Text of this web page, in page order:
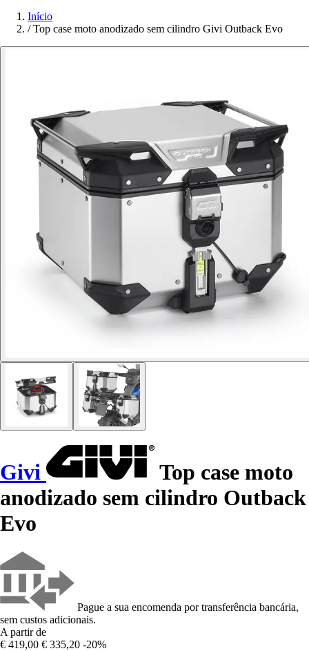
Início
/ Top case moto anodizado sem cilindro Givi Outback Evo
Givi
Top case moto
anodizado sem cilindro Outback
Evo
Pague a sua encomenda por transferência bancária,
sem custos adicionais.
A partir de
€ 419,00 € 335,20 -20%